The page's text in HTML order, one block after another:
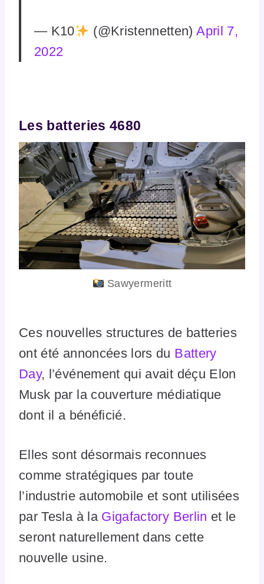
— K10 (@Kristennetten)April 7,
2022
Les batteries 4680
Sawyermeritt
Ces nouvelles structures de batteries
ont été annoncées lors du Battery
Day, l’événement qui avait déçu Elon
Musk par la couverture médiatique
dont il a bénéficié.
Elles sont désormais reconnues
comme stratégiques par toute
l’industrie automobile et sont utilisées
par Tesla à la Gigafactory Berlin et le
seront naturellement dans cette
nouvelle usine.